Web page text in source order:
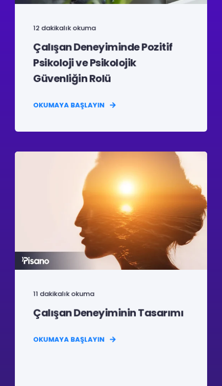
12 dakikalık okuma
Çalışan Deneyiminde Pozitif
Psikoloji ve Psikolojik
Güvenliğin Rolü
OKUMAYA BAŞLAYIN
11 dakikalık okuma
Çalışan Deneyiminin Tasarımı
OKUMAYA BAŞLAYIN